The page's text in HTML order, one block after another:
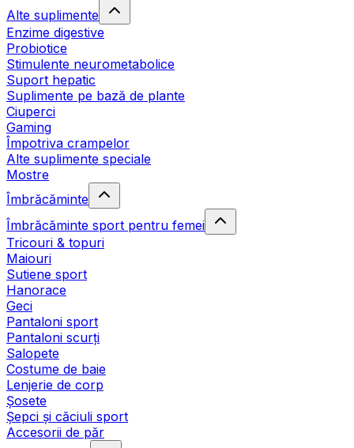
Alte suplimente
Enzime digestive
Probiotice
Stimulente neurometabolice
Suport hepatic
Suplimente pe bază de plante
Ciuperci
Gaming
Împotriva crampelor
Alte suplimente speciale
Mostre
Îmbrăcăminte
Îmbrăcăminte sport pentru femei
Tricouri & topuri
Maiouri
Sutiene sport
Hanorace
Geci
Pantaloni sport
Pantaloni scurți
Salopete
Costume de baie
Lenjerie de corp
Șosete
Șepci și căciuli sport
Accesorii de păr